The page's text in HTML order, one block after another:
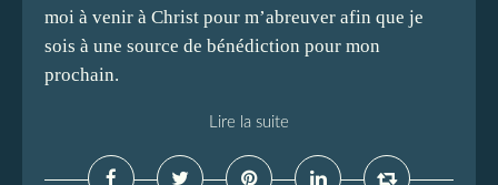
moi à venir à Christ pour m’abreuver afin que je
sois à une source de bénédiction pour mon
prochain.
Lire la suite